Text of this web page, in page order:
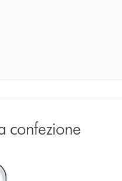
confezione